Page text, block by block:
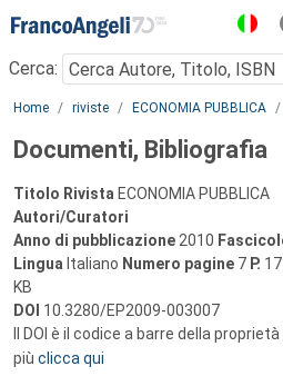
Menu
Cerca:
Main content
Home riviste ECONOMIA PUBBLICA
Documenti, Bibliografia
Titolo Rivista ECONOMIA PUBBLICA
Autori/Curatori
Anno di pubblicazione 2010
Lingua Italiano Numero pagine 7 P.
KB
DOI 10.3280/EP2009-003007
Il DOI è il codice a barre della
più clicca qui